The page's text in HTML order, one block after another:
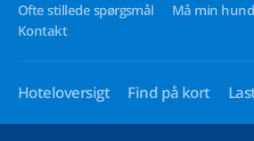
Ofte stillede spørgsmål Må min
Kontakt
Hoteloversigt Find på kort